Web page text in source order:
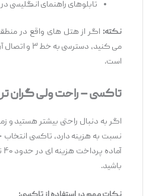
تابلوهای راهنمای انگلیسی در
نکته:
است.
تاکسی–راحتولیگران ‌تر
اگر به‌ دنبال راحتی بیشتر هستید و
نسبت به هزینه دارد، تاکسی انتخاب
باشید.